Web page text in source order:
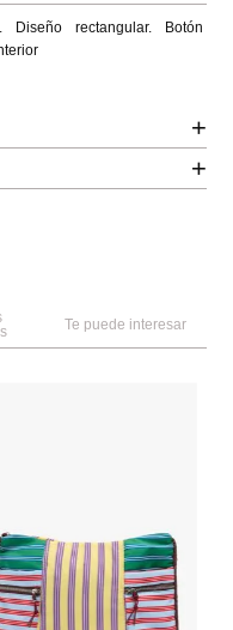
rectangular. Botón
+
+
Te puede interesar